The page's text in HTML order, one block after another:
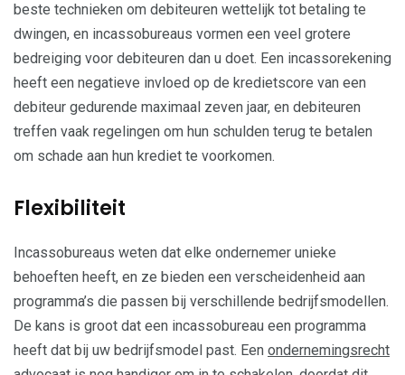
beste technieken om debiteuren wettelijk tot betaling te
dwingen, en incassobureaus vormen een veel grotere
bedreiging voor debiteuren dan u doet. Een incassorekening
heeft een negatieve invloed op de kredietscore van een
debiteur gedurende maximaal zeven jaar, en debiteuren
treffen vaak regelingen om hun schulden terug te betalen
om schade aan hun krediet te voorkomen.
Flexibiliteit
Incassobureaus weten dat elke ondernemer unieke
behoeften heeft, en ze bieden een verscheidenheid aan
programma’s die passen bij verschillende bedrijfsmodellen.
De kans is groot dat een incassobureau een programma
heeft dat bij uw bedrijfsmodel past. Een ondernemingsrecht